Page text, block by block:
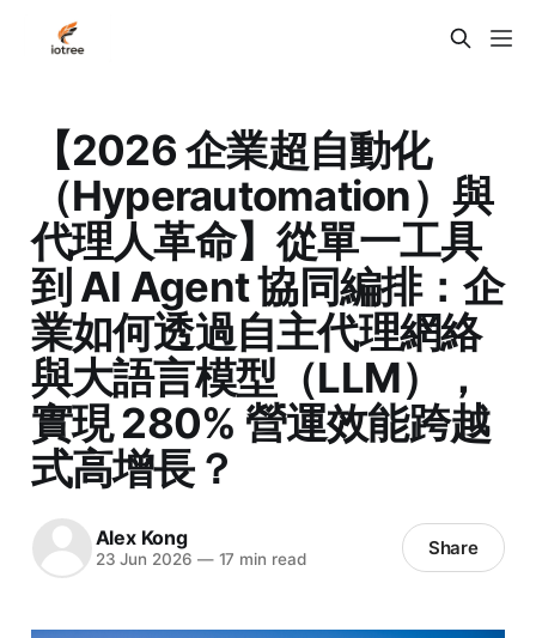
【2026 企業超自動化
（Hyperautomation）與
代理人革命】從單一工具
到 AI Agent 協同編排：企
業如何透過自主代理網絡
與大語言模型（LLM），
實現 280% 營運效能跨越
式高增長？
Alex Kong
23 Jun 2026 —17 min read Share